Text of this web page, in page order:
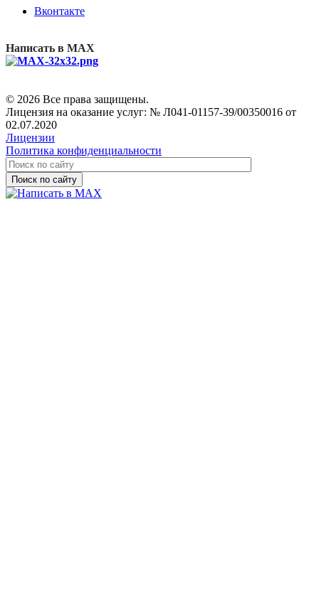
Вконтакте
Написать в MAX
© 2026 Все права защищены.
Лицензия на оказание услуг: № Л041-01157-39/00350016 от
02.07.2020
Лицензии
Политика конфиденциальности
Поиск по сайту